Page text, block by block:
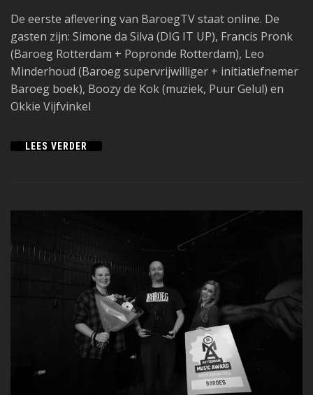
De eerste aflevering van BaroegTV staat online. De
gasten zijn: Simone da Silva (DIG IT UP), Francis Pronk
(Baroeg Rotterdam + Popronde Rotterdam), Leo
Minderhoud (Baroeg supervrijwilliger + initiatiefnemer
Baroeg boek), Boozy de Kok (muziek, Puur Gelul) en
Okkie Vijfvinkel
LEES VERDER